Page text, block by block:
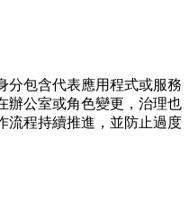
分包含代表應用程式或服務
辦公室或角色變更，治理也
流程持續推進，並防止過度